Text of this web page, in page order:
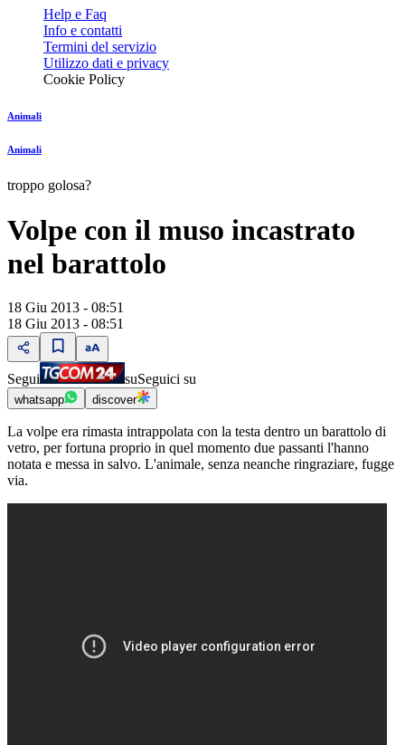
Help e Faq
Info e contatti
Termini del servizio
Utilizzo dati e privacy
Cookie Policy
Animali
Animali
troppo golosa?
Volpe con il muso incastrato
nel barattolo
18 Giu 2013 - 08:51
18 Giu 2013 - 08:51
Segui suSeguici su
whatsapp discover
La volpe era rimasta intrappolata con la testa dentro un barattolo di
vetro, per fortuna proprio in quel momento due passanti l'hanno
notata e messa in salvo. L'animale, senza neanche ringraziare, fugge
via.